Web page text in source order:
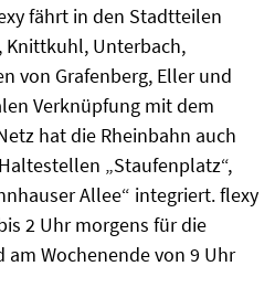
fährt in den Stadtteilen
Knittkuhl, Unterbach,
von Grafenberg, Eller und
Verknüpfung mit dem
hat die Rheinbahn auch
„Staufenplatz“,
Allee“ integriert. flexy
2 Uhr morgens für die
am Wochenende von 9 Uhr